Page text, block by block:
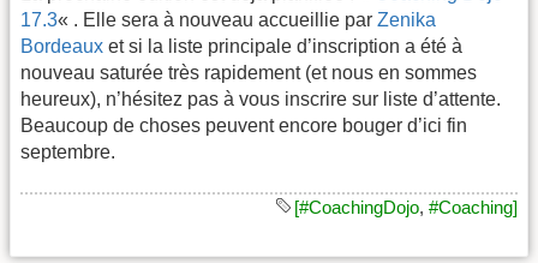
17.3« . Elle sera à nouveau accueillie par Zenika
Bordeaux et si la liste principale d’inscription a été à
nouveau saturée très rapidement (et nous en sommes
heureux), n’hésitez pas à vous inscrire sur liste d’attente.
Beaucoup de choses peuvent encore bouger d’ici fin
septembre.
[#CoachingDojo, #Coaching]